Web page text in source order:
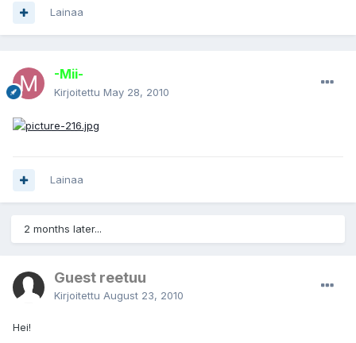
Lainaa
-Mii-
Kirjoitettu May 28, 2010
Lainaa
2 months later...
Guest reetuu
Kirjoitettu August 23, 2010
Hei!